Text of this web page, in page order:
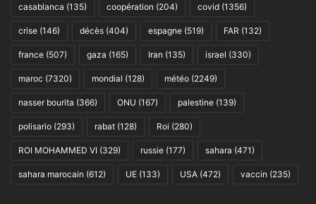
casablanca (135) coopération (204) covid (1356)
crise (146) décès (404) espagne (519) FAR (132)
france (507) gaza (165) Iran (135) israel (330)
maroc (7320) mondial (128) météo (2249)
nasser bourita (366) ONU (167) palestine (139)
polisario (293) rabat (128) Roi (280)
ROI MOHAMMED VI (329) russie (177) sahara (471)
sahara marocain (612) UE (133) USA (472) vaccin (235)